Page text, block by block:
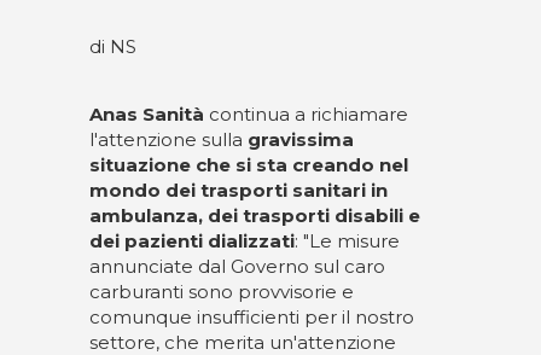
di NS
Anas Sanità continua a richiamare
l'attenzione sulla gravissima
situazione che si sta creando nel
mondo dei trasporti sanitari in
ambulanza, dei trasporti disabili e
dei pazienti dializzati: "Le misure
annunciate dal Governo sul caro
carburanti sono provvisorie e
comunque insufficienti per il nostro
settore, che merita un'attenzione